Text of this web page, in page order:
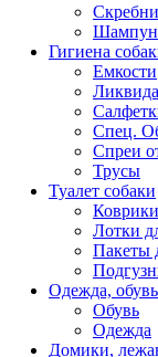
Гигиена
Емкости
Спец.
Спреи
Трусы
Туалет собаки
Коврики
Лотки
Пакеты
Одежда, обувь
Обувь
Одежда
Домики,